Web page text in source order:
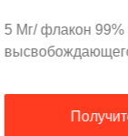
5 Мг/ флакон 99%